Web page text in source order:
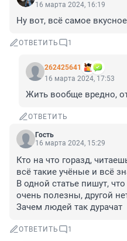
16 марта 2024, 16:19
Ну вот, всё самое
ОТВЕТИТЬ 1
262425641
16 марта 2024, 17:53
Жить вообще вредно,
ОТВЕТИТЬ
Гость
16 марта 2024, 15:29
Кто на что горазд,
всё такие учёные и всё
В одной статье пишут,
очень полезны, другой
Зачем людей так дурачат
ОТВЕТИТЬ 1